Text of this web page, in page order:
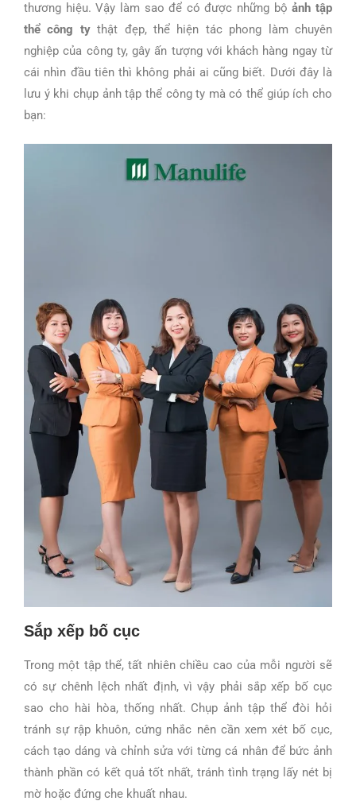
thương hiệu.Vậy làm sao để có được những bộảnh tập
thể công tythật đẹp, thể hiện tác phong làm chuyên
nghiệp của công ty, gây ấn tượng với khách hàng ngay từ
cái nhìn đầu tiên thì không phải ai cũng biết. Dưới đây là
lưu ý khi chụp ảnh tập thể công ty mà có thể giúp ích cho
bạn:
Sắp xếp bố cục
Trong một tập thể, tất nhiên chiều cao của mỗi người sẽ
có sự chênh lệch nhất định, vì vậy phải sắp xếp bố cục
sao cho hài hòa, thống nhất. Chụp ảnh tập thể đòi hỏi
tránh sự rập khuôn, cứng nhắc nên cần xem xét bố cục,
cách tạo dáng và chỉnh sửa với từng cá nhân để bức ảnh
thành phần có kết quả tốt nhất, tránh tình trạng lấy nét bị
mờ hoặc đứng che khuất nhau.